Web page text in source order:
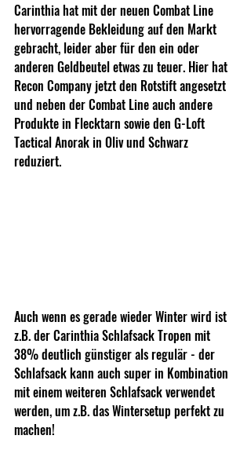
Carinthia hat mit der neuen Combat Line
hervorragende Bekleidung auf den Markt
gebracht, leider aber für den ein oder
anderen Geldbeutel etwas zu teuer. Hier hat
Recon Company jetzt den Rotstift angesetzt
und neben der Combat Line auch andere
Produkte in Flecktarn sowie den G-Loft
Tactical Anorak in Oliv und Schwarz
reduziert.
Auch wenn es gerade wieder Winter wird ist
z.B. der Carinthia Schlafsack Tropen mit
38% deutlich günstiger als regulär - der
Schlafsack kann auch super in Kombination
mit einem weiteren Schlafsack verwendet
werden, um z.B. das Wintersetup perfekt zu
machen!